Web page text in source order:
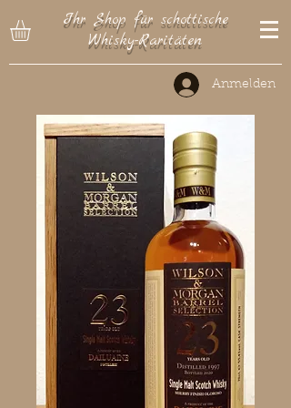
Ihr Shop für schottische
Whisky-Raritäten
Anmelden